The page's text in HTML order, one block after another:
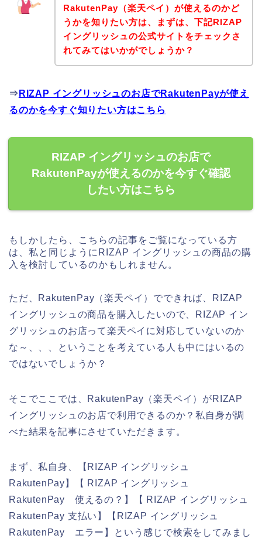
RakutenPay（楽天ペイ）が使えるのかど
うかを知りたい方は、まずは、下記RIZAP
イングリッシュの公式サイトをチェックさ
れてみてはいかがでしょうか？
⇒ RIZAP イングリッシュのお店でRakutenPayが使え
るのかを今すぐ知りたい方はこちら
RIZAP イングリッシュのお店で
RakutenPayが使えるのかを今すぐ確認
したい方はこちら
もしかしたら、こちらの記事をご覧になっている方
は、私と同じようにRIZAP イングリッシュの商品の購
入を検討しているのかもしれません。
ただ、RakutenPay（楽天ペイ）でできれば、RIZAP
イングリッシュの商品を購入したいので、RIZAP イン
グリッシュのお店って楽天ペイに対応していないのか
な～、、、ということを考えている人も中にはいるの
ではないでしょうか？
そこでここでは、RakutenPay（楽天ペイ）がRIZAP
イングリッシュのお店で利用できるのか？私自身が調
べた結果を記事にさせていただきます。
まず、私自身、【RIZAP イングリッシュ
RakutenPay】【 RIZAP イングリッシュ
RakutenPay 使えるの？】【 RIZAP イングリッシュ
RakutenPay 支払い】【RIZAP イングリッシュ
RakutenPay エラー】という感じで検索をしてみまし